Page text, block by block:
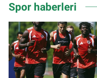
Spor haberleri